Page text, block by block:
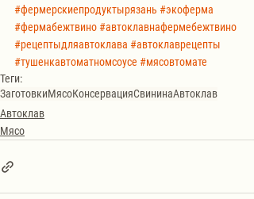
#фермерскиепродуктырязань #экоферма
#фермабежтвино#автоклавнафермебежтвино
#рецептыдляавтоклава #автоклаврецепты
#тушенкавтоматномсоусе #мясовтомате
Теги:
ЗаготовкиМясоКонсервацияСвининаАвтоклав
Автоклав
Мясо